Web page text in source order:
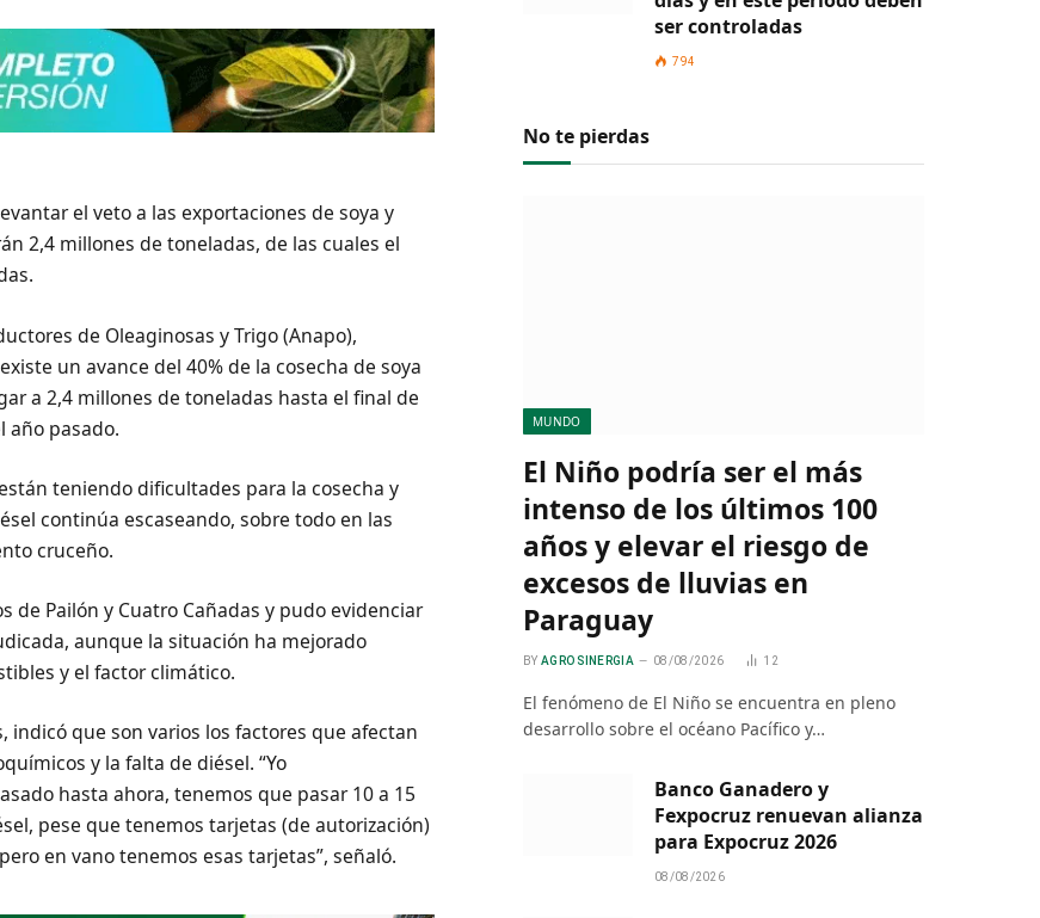
el veto a las exportaciones de soya y
2,4 millones de toneladas, de las cuales el
de Oleaginosas y Trigo (Anapo),
un avance del 40% de la cosecha de soya
a 2,4 millones de toneladas hasta el final de
año pasado.
teniendo dificultades para la cosecha y
continúa escaseando, sobre todo en las
cruceño.
de Pailón y Cuatro Cañadas y pudo evidenciar
aunque la situación ha mejorado
y el factor climático.
indicó que son varios los factores que afectan
y la falta de diésel. “Yo
hasta ahora, tenemos que pasar 10 a 15
pese que tenemos tarjetas (de autorización)
en vano tenemos esas tarjetas”, señaló.
ser controladas
794
No te pierdas
MUNDO
El Niño podría ser el más
intenso de los últimos 100
años y elevar el riesgo de
excesos de lluvias en
Paraguay
BY AGRO SINERGIA 08/08/2026 12
El fenómeno de El Niño se encuentra en pleno
desarrollo sobre el océano Pacífico y…
Banco Ganadero y
Fexpocruz renuevan alianza
para Expocruz 2026
08/08/2026